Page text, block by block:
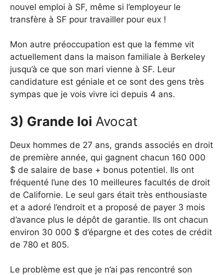
nouvel emploi à SF, même si l’employeur le
transfère à SF pour travailler pour eux !
Mon autre préoccupation est que la femme vit
actuellement dans la maison familiale à Berkeley
jusqu’à ce que son mari vienne à SF. Leur
candidature est géniale et ce sont des gens très
sympas que je vois vivre ici depuis 4 ans.
3) Grande loi Avocat
Deux hommes de 27 ans, grands associés en droit
de première année, qui gagnent chacun 160 000
$ de salaire de base + bonus potentiel. Ils ont
fréquenté l’une des 10 meilleures facultés de droit
de Californie. Le seul gars était très enthousiaste
et a adoré l’endroit et a proposé de payer 3 mois
d’avance plus le dépôt de garantie. Ils ont chacun
environ 30 000 $ d’épargne et des cotes de crédit
de 780 et 805.
Le problème est que je n’ai pas rencontré son